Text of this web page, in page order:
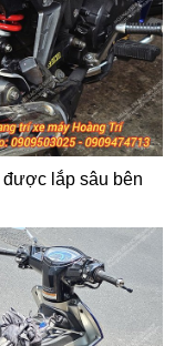
được lắp sâu bên